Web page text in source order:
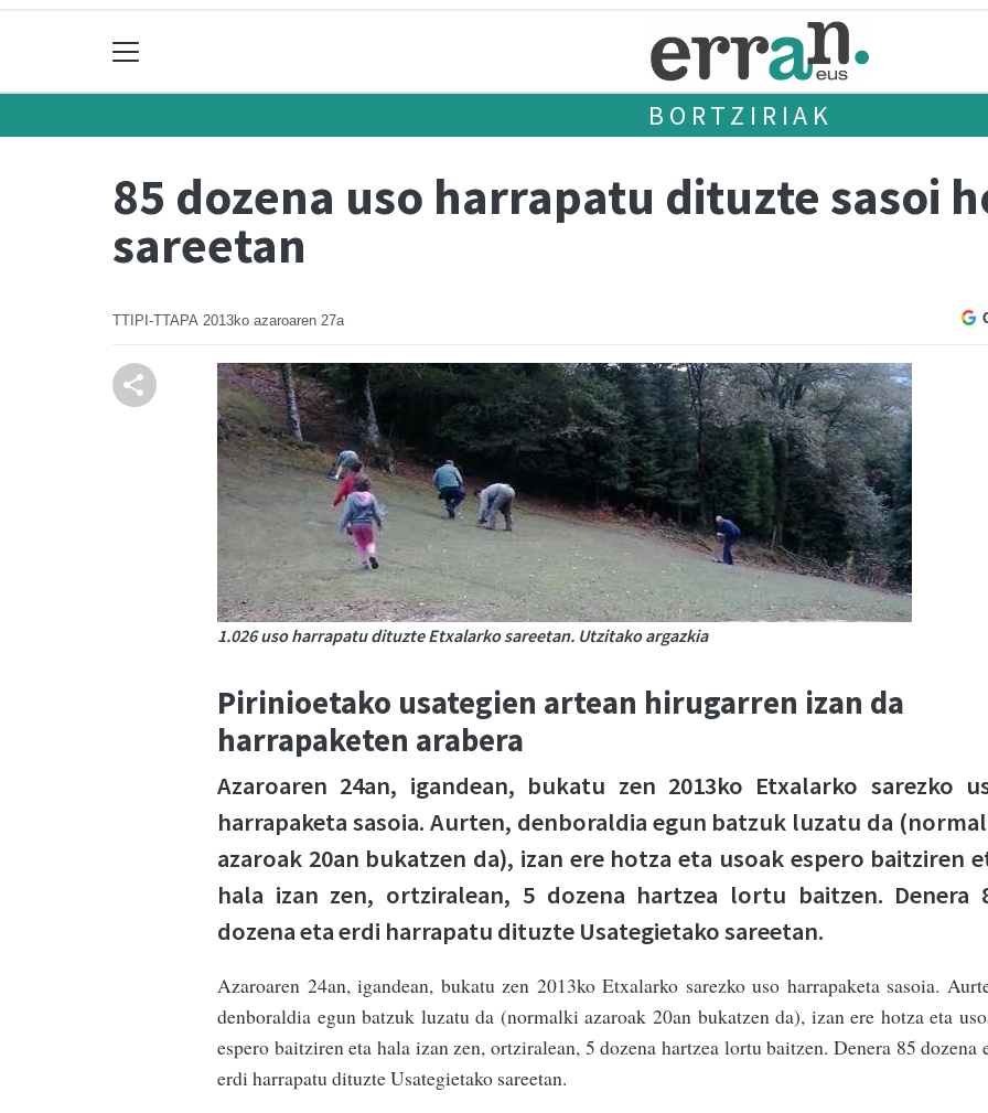
BORTZIRIAK
85 dozena uso harrapatu dituzte sasoi
sareetan
TTIPI-TTAPA 2013ko azaroaren 27a
1.026 uso harrapatu dituzte Etxalarko sareetan. Utzitako argazkia
Pirinioetako usategien artean hirugarren izan da
harrapaketen arabera
Azaroaren 24an, igandean, bukatu zen 2013ko Etxalarko sarezko
harrapaketa sasoia. Aurten, denboraldia egun batzuk luzatu da
azaroak 20an bukatzen da), izan ere hotza eta usoak espero baitziren
hala izan zen, ortziralean, 5 dozena hartzea lortu baitzen. Denera
dozena eta erdi harrapatu dituzte Usategietako sareetan.
Azaroaren 24an, igandean, bukatu zen 2013ko Etxalarko sarezko uso harrapaketa sasoia.
denboraldia egun batzuk luzatu da (normalki azaroak 20an bukatzen da), izan ere hotza eta
espero baitziren eta hala izan zen, ortziralean, 5 dozena hartzea lortu baitzen. Denera 85 dozena
erdi harrapatu dituzte Usategietako sareetan.